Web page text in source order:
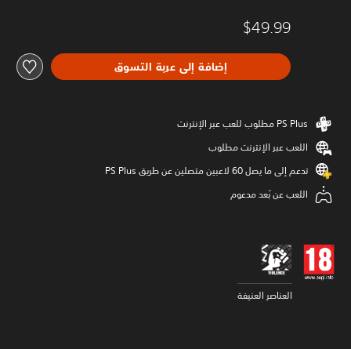
$49.99
إضافة إلى عربة التسوق
اللعب عبر الإنترنت مطلوب
تدعم إلى ما يصل 60 لاعبين متصلين عن طريق PS Plus‏
اللعب عن بُعد مدعوم
العناصر العنيفة